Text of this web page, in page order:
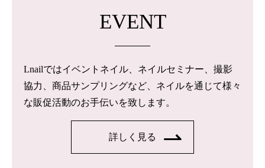
EVENT
Lnailではイベントネイル、ネイルセミナー、撮影
協力、商品サンプリングなど、ネイルを通じて様々
な販促活動のお手伝いを致します。
詳しく見る